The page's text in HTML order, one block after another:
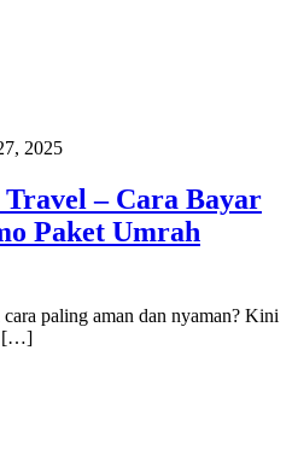
2025
– Cara Bayar
Paket Umrah
paling aman dan nyaman? Kini
[…]